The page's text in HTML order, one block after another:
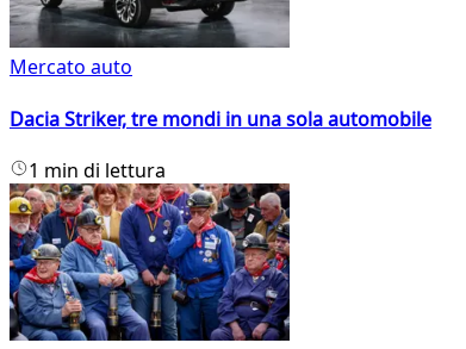
Mercato auto
Dacia Striker, tre mondi in una sola automobile
1 min di lettura